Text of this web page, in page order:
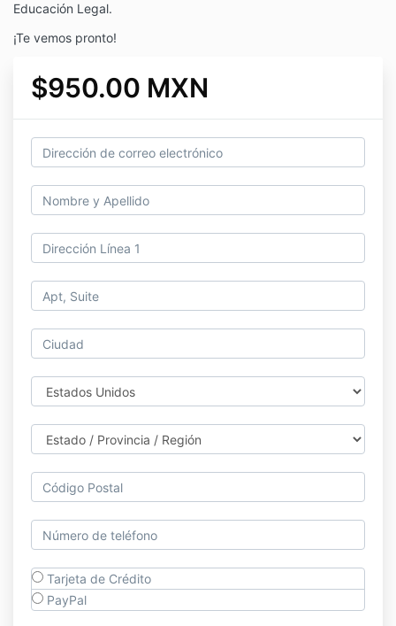
Educación Legal.
¡Te vemos pronto!
$950.00 MXN
Tarjeta de Crédito
PayPal